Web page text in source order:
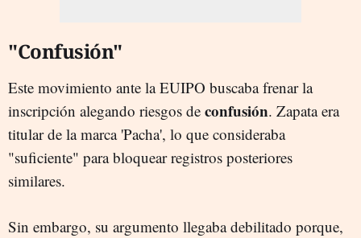
"Confusión"
Este movimiento ante la EUIPO buscaba frenar la
inscripción alegando riesgos de confusión. Zapata era
titular de la marca 'Pacha', lo que consideraba
"suficiente" para bloquear registros posteriores
similares.
Sin embargo, su argumento llegaba debilitado porque,